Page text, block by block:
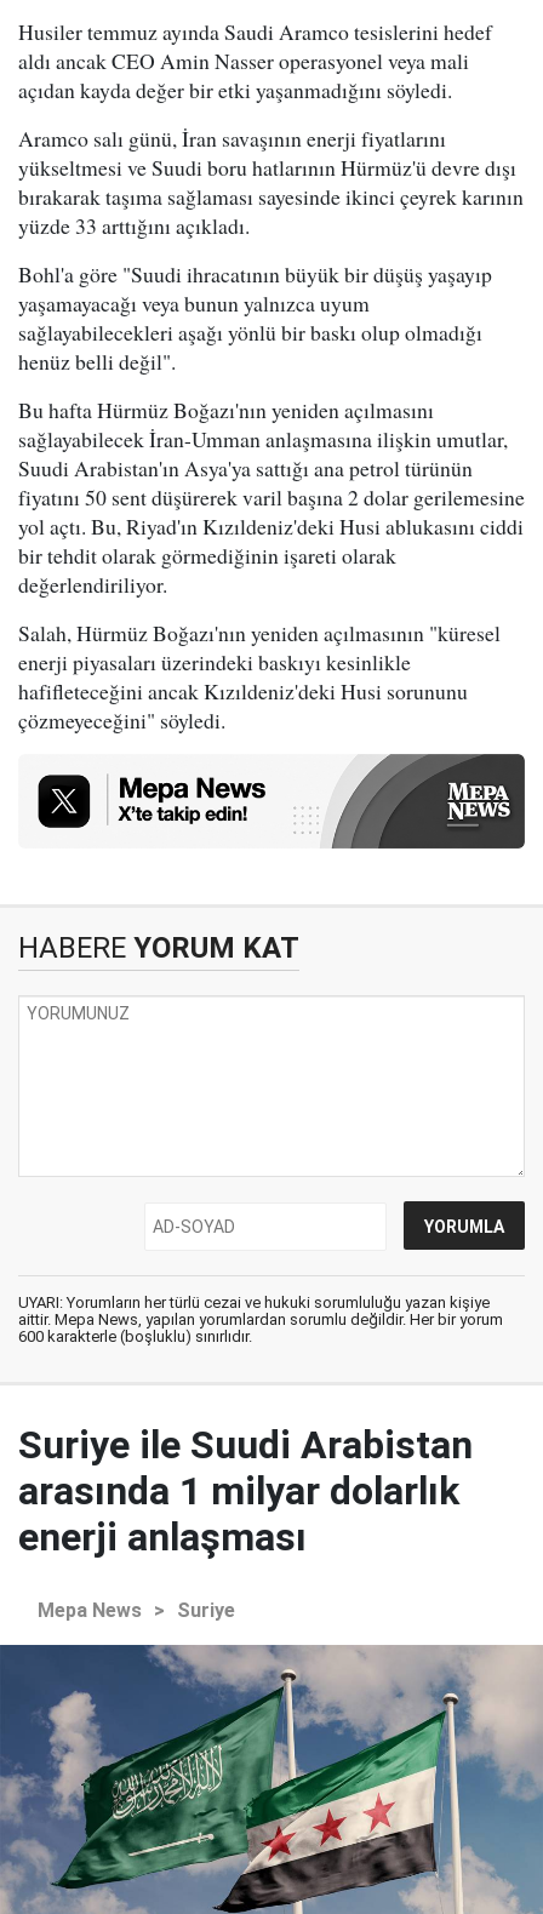
Husiler temmuz ayında Saudi Aramco tesislerini hedef
aldı ancak CEO Amin Nasser operasyonel veya mali
açıdan kayda değer bir etki yaşanmadığını söyledi.
Aramco salı günü, İran savaşının enerji fiyatlarını
yükseltmesi ve Suudi boru hatlarının Hürmüz'ü devre dışı
bırakarak taşıma sağlaması sayesinde ikinci çeyrek karının
yüzde 33 arttığını açıkladı.
Bohl'a göre "Suudi ihracatının büyük bir düşüş yaşayıp
yaşamayacağı veya bunun yalnızca uyum
sağlayabilecekleri aşağı yönlü bir baskı olup olmadığı
henüz belli değil".
Bu hafta Hürmüz Boğazı'nın yeniden açılmasını
sağlayabilecek İran-Umman anlaşmasına ilişkin umutlar,
Suudi Arabistan'ın Asya'ya sattığı ana petrol türünün
fiyatını 50 sent düşürerek varil başına 2 dolar gerilemesine
yol açtı. Bu, Riyad'ın Kızıldeniz'deki Husi ablukasını ciddi
bir tehdit olarak görmediğinin işareti olarak
değerlendiriliyor.
Salah, Hürmüz Boğazı'nın yeniden açılmasının "küresel
enerji piyasaları üzerindeki baskıyı kesinlikle
hafifleteceğini ancak Kızıldeniz'deki Husi sorununu
çözmeyeceğini" söyledi.
HABERE YORUM KAT
UYARI: Yorumların her türlü cezai ve hukuki sorumluluğu yazan kişiye
aittir. Mepa News, yapılan yorumlardan sorumlu değildir. Her bir yorum
600 karakterle (boşluklu) sınırlıdır.
Suriye ile Suudi Arabistan
arasında 1 milyar dolarlık
enerji anlaşması
Mepa News > Suriye